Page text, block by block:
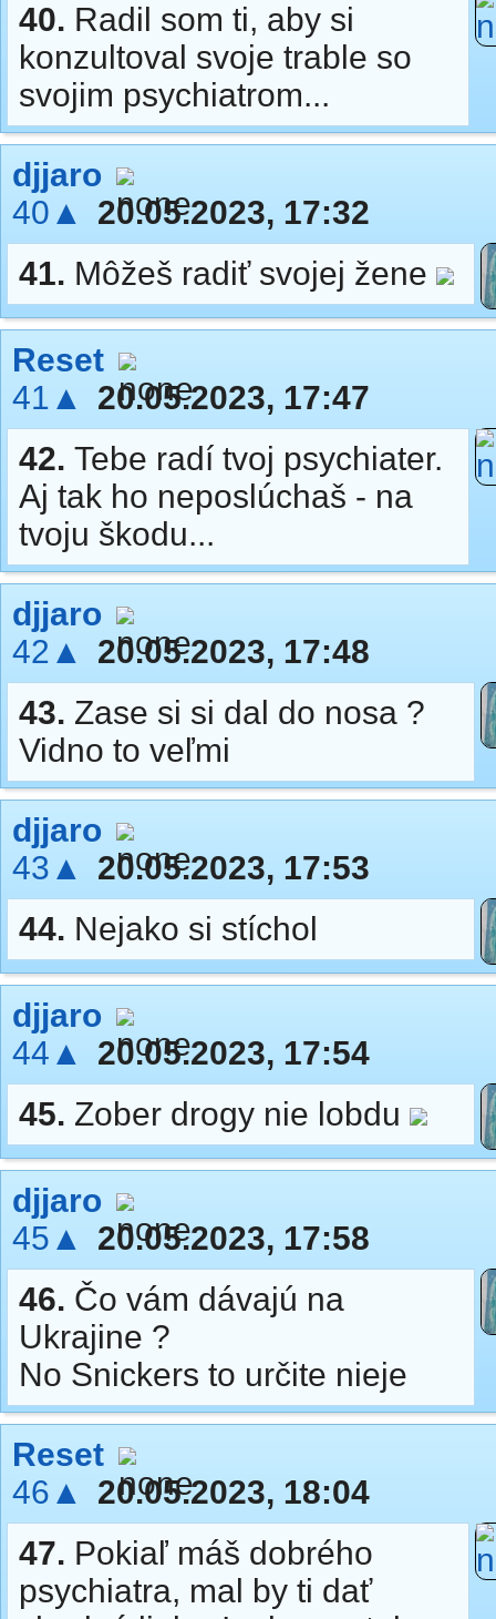
40. Radil som ti, aby si
konzultoval svoje trable so
svojim psychiatrom...
djjaro
40▲
20.05.2023, 17:32
41. Môžeš radiť svojej žene
Reset
41▲
20.05.2023, 17:47
42. Tebe radí tvoj psychiater.
Aj tak ho neposlúchaš - na
tvoju škodu...
djjaro
42▲
20.05.2023, 17:48
43. Zase si si dal do nosa ?
Vidno to veľmi
djjaro
43▲
20.05.2023, 17:53
44. Nejako si stíchol
djjaro
44▲
20.05.2023, 17:54
45. Zober drogy nie lobdu
djjaro
45▲
20.05.2023, 17:58
46. Čo vám dávajú na
Ukrajine ?
No Snickers to určite nieje
Reset
46▲
20.05.2023, 18:04
47. Pokiaľ máš dobrého
psychiatra, mal by ti dať